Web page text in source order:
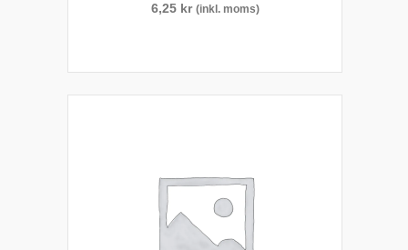
6,25 kr (inkl. moms)